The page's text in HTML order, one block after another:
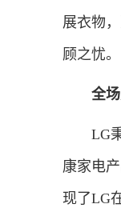
展衣物
顾之忧。
全
LG秉
康家电
现了LG